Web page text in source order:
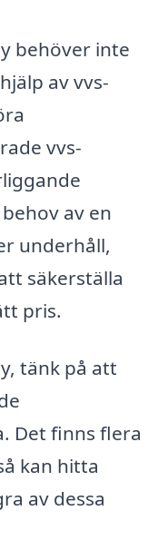
behöver inte
av vvs-
vvs-
av en
underhåll,
säkerställa
pris.
tänk på att
Det finns flera
kan hitta
av dessa